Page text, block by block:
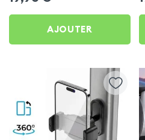
Google Pixel 9 Pro
AJOUTER